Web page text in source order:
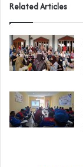
Related Articles